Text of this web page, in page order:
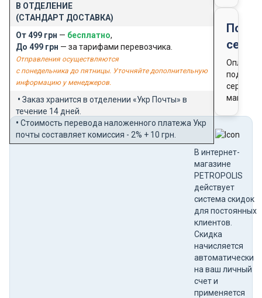
В ОТДЕЛЕНИЕ
(СТАНДАРТ ДОСТАВКА)
От 499 грн — бесплатно,
До 499 грн — за тарифами перевозчика.
Отправления осуществляются
с понедельника до пятницы. Уточняйте дополнительную
информацию у менеджеров.
• Заказ хранится в отделении «Укр Почты» в
течение 14 дней.
• Стоимость перевода наложенного платежа Укр
почты составляет комиссия - 2% + 10 грн.
Оплата
В интернет-
магазине
PETROPOLIS
действует
система скидок
для постоянных
клиентов.
Скидка
начисляется
автоматически
на ваш личный
счет и
применяется